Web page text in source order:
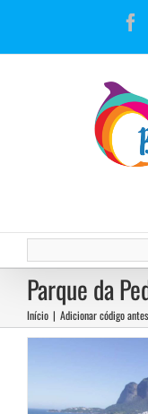
o
Parque da
Início | Adicionar código
o